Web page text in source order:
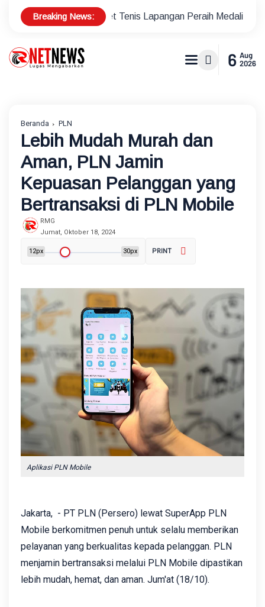
Breaking News:
Atlet Tenis Lapangan Peraih Medali di Ajang Porprov
6 Aug
2026
Beranda PLN
Lebih Mudah Murah dan
Aman, PLN Jamin
Kepuasan Pelanggan yang
Bertransaksi di PLN Mobile
RMG
Jumat, Oktober 18, 2024
12px 30px PRINT
Aplikasi PLN Mobile
Jakarta, - PT PLN (Persero) lewat SuperApp PLN
Mobile berkomitmen penuh untuk selalu memberikan
pelayanan yang berkualitas kepada pelanggan. PLN
menjamin bertransaksi melalui PLN Mobile dipastikan
lebih mudah, hemat, dan aman. Jum'at (18/10).